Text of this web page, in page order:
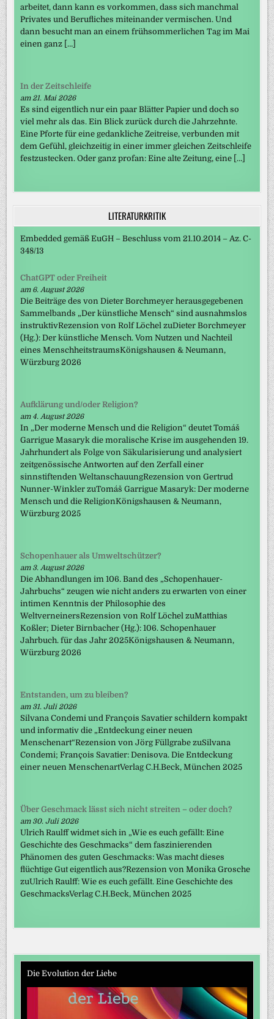
arbeitet, dann kann es vorkommen, dass sich manchmal
Privates und Berufliches miteinander vermischen. Und
dann besucht man an einem frühsommerlichen Tag im Mai
einen ganz […]
In der Zeitschleife
am 21. Mai 2026
Es sind eigentlich nur ein paar Blätter Papier und doch so
viel mehr als das. Ein Blick zurück durch die Jahrzehnte.
Eine Pforte für eine gedankliche Zeitreise, verbunden mit
dem Gefühl, gleichzeitig in einer immer gleichen Zeitschleife
festzustecken. Oder ganz profan: Eine alte Zeitung, eine […]
LITERATURKRITIK
Embedded gemäß EuGH – Beschluss vom 21.10.2014 – Az. C-
348/13
ChatGPT oder Freiheit
am 6. August 2026
Die Beiträge des von Dieter Borchmeyer herausgegebenen
Sammelbands „Der künstliche Mensch“ sind ausnahmslos
instruktivRezension von Rolf Löchel zuDieter Borchmeyer
(Hg.): Der künstliche Mensch. Vom Nutzen und Nachteil
eines MenschheitstraumsKönigshausen & Neumann,
Würzburg 2026
Aufklärung und/oder Religion?
am 4. August 2026
In „Der moderne Mensch und die Religion“ deutet Tomáš
Garrigue Masaryk die moralische Krise im ausgehenden 19.
Jahrhundert als Folge von Säkularisierung und analysiert
zeitgenössische Antworten auf den Zerfall einer
sinnstiftenden WeltanschauungRezension von Gertrud
Nunner-Winkler zuTomáš Garrigue Masaryk: Der moderne
Mensch und die ReligionKönigshausen & Neumann,
Würzburg 2025
Schopenhauer als Umweltschützer?
am 3. August 2026
Die Abhandlungen im 106. Band des „Schopenhauer-
Jahrbuchs“ zeugen wie nicht anders zu erwarten von einer
intimen Kenntnis der Philosophie des
WeltverneinersRezension von Rolf Löchel zuMatthias
Koßler; Dieter Birnbacher (Hg.): 106. Schopenhauer
Jahrbuch. für das Jahr 2025Königshausen & Neumann,
Würzburg 2026
Entstanden, um zu bleiben?
am 31. Juli 2026
Silvana Condemi und François Savatier schildern kompakt
und informativ die „Entdeckung einer neuen
Menschenart“Rezension von Jörg Füllgrabe zuSilvana
Condemi; François Savatier: Denisova. Die Entdeckung
einer neuen MenschenartVerlag C.H.Beck, München 2025
Über Geschmack lässt sich nicht streiten – oder doch?
am 30. Juli 2026
Ulrich Raulff widmet sich in „Wie es euch gefällt: Eine
Geschichte des Geschmacks“ dem faszinierenden
Phänomen des guten Geschmacks: Was macht dieses
flüchtige Gut eigentlich aus?Rezension von Monika Grosche
zuUlrich Raulff: Wie es euch gefällt. Eine Geschichte des
GeschmacksVerlag C.H.Beck, München 2025
Die Evolution der Liebe